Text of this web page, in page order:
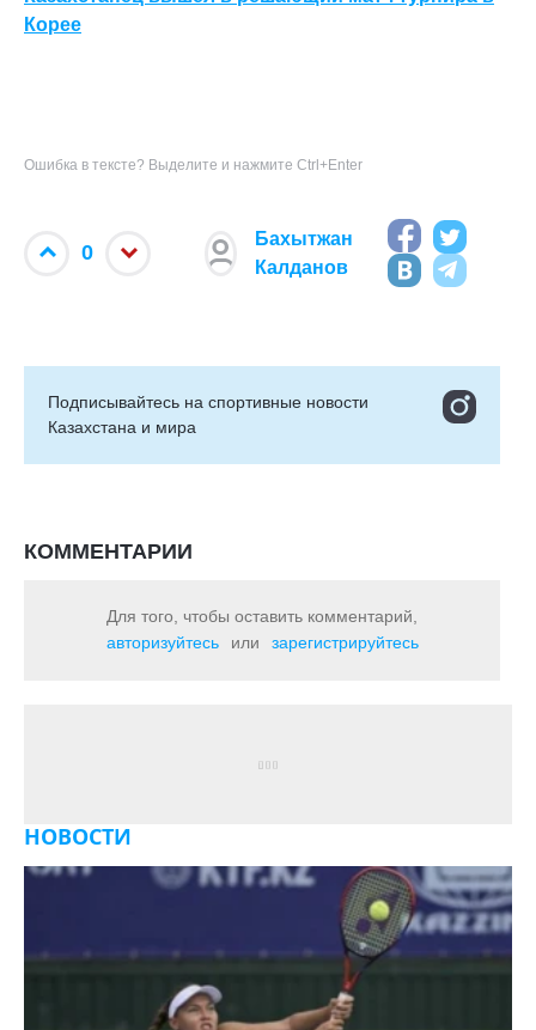
Корее
Ошибка в тексте? Выделите и нажмите Ctrl+Enter
0
Бахытжан
Калданов
Подписывайтесь на cпортивные новости
Казахстана и мира
КОММЕНТАРИИ
Для того, чтобы оставить комментарий,
авторизуйтесь
или зарегистрируйтесь
НОВОСТИ